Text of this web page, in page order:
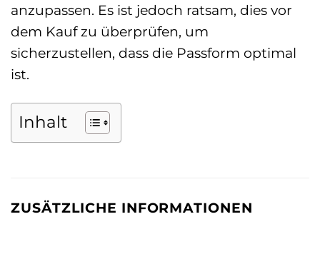
anzupassen. Es ist jedoch ratsam, dies vor
dem Kauf zu überprüfen, um
sicherzustellen, dass die Passform optimal
ist.
Inhalt
ZUSÄTZLICHE INFORMATIONEN